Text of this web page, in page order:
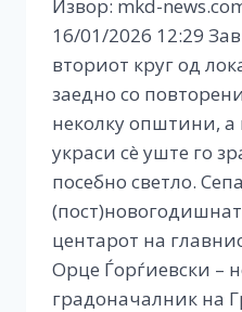
Извор: mkd-
16/01/2026 12:29
вториот круг од
заедно со
неколку општини,
украси сè уште го
посебно светло.
центарот на
Орце Ѓорѓиевски –
градоначалник на